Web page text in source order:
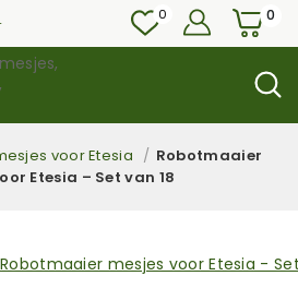
0 0
voor Etesia / Robotmaaier
Etesia – Set van 18